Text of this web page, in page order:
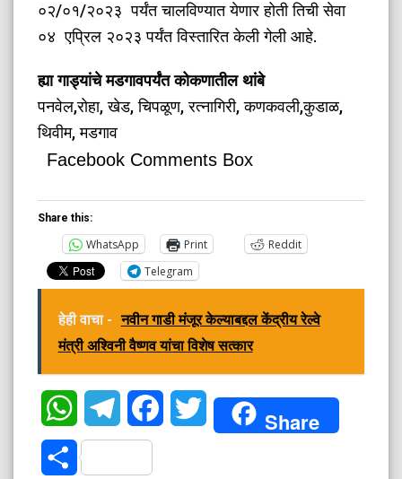
०२/०१/२०२३ पर्यंत चालविण्यात येणार होती तिची सेवा
०४ एप्रिल २०२३ पर्यंत विस्तारित केली गेली आहे.
ह्या गाड्यांचे मडगावपर्यंत कोकणातील थांबे
पनवेल,रोहा, खेड, चिपळूण, रत्नागिरी, कणकवली,कुडाळ,
थिवीम, मडगाव
Facebook Comments Box
Share this:
WhatsApp Print
Reddit
Telegram
हेही वाचा - नवीन गाडी मंजूर केल्याबद्दल केंद्रीय रेल्वे
मंत्री अश्विनी वैष्णव यांचा विशेष सत्कार
WhatsAppTelegramFacebookTwitter Share
Share